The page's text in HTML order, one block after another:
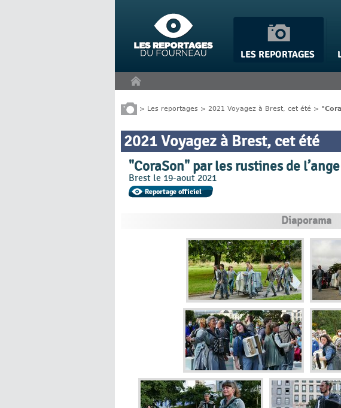
> Les reportages > 2021 Voyagez à Brest, cet été >
2021 Voyagez à Brest, cet été
"CoraSon" par les rustines de l’ange
Brest le 19-aout 2021
Diaporama